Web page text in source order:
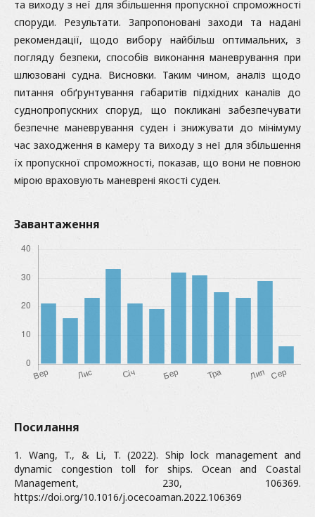
та виходу з неї для збільшення пропускної спроможності
споруди. Результати. Запропоновані заходи та надані
рекомендації, щодо вибору найбільш оптимальних, з
погляду безпеки, способів виконання маневрування при
шлюзовані судна. Висновки. Таким чином, аналіз щодо
питання обґрунтування габаритів підхідних каналів до
суднопропускних споруд, що покликані забезпечувати
безпечне маневрування суден і знижувати до мінімуму
час заходження в камеру та виходу з неї для збільшення
їх пропускної спроможності, показав, що вони не повною
мірою враховують маневрені якості суден.
Завантаження
Посилання
1. Wang, T., & Li, T. (2022). Ship lock management and
dynamic congestion toll for ships. Ocean and Coastal
Management, 230, 106369.
https://doi.org/10.1016/j.ocecoaman.2022.106369